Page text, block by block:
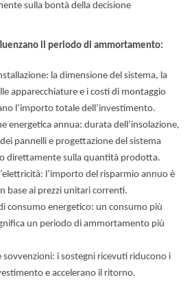
sulla bontà della decisione
il periodo di ammortamento:
la dimensione del sistema, la
apparecchiature e i costi di montaggio
l’importo totale dell’investimento.
energetica annua: durata dell’insolazione,
pannelli e progettazione del sistema
direttamente sulla quantità prodotta.
l’importo del risparmio annuo è
base ai prezzi unitari correnti.
consumo energetico: un consumo più
un periodo di ammortamento più
sovvenzioni: i sostegni ricevuti riducono i
e accelerano il ritorno.